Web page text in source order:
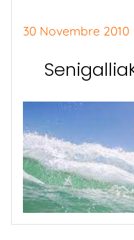
30 Novembre 2010